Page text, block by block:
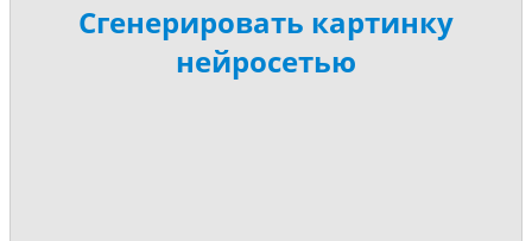
Сгенерировать картинку
нейросетью